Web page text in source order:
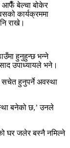
आफैँ बेल्चा बोकेर
कार्यक्रममा
राखे।
हुनुहुन्छ भन्ने
उपाध्यायले भने।
सचेत हुनुपर्ने अवस्था
बनेको छ,’ उनले
घर जलेर बस्नै नमिल्ने